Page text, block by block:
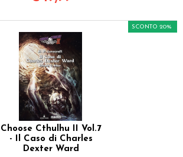
Choose Cthulhu II Vol.7
- Il Caso di Charles
Dexter Ward
SCONTO 20%